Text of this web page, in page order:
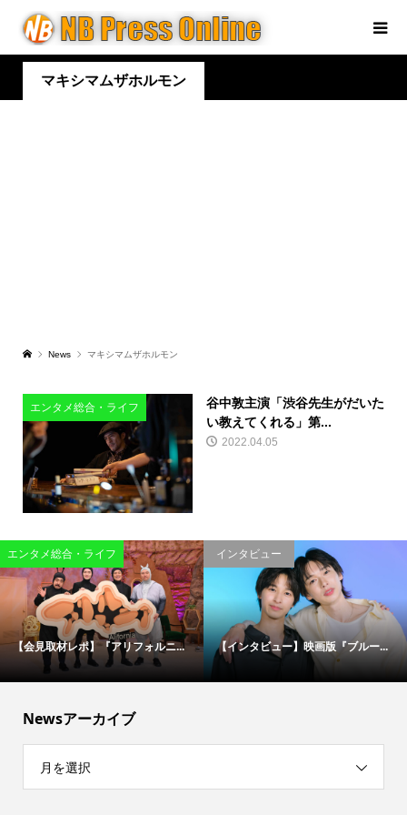
マキシマムザホルモン
News マキシマムザホルモン
エンタメ総合・ライフ
谷中敦主演「渋谷先生がだいた
い教えてくれる」第...
2022.04.05
エンタメ総合・ライフ
【会見取材レポ】『アリフォルニ...
インタビュー
【インタビュー】映画版『ブルー...
Newsアーカイブ
月を選択